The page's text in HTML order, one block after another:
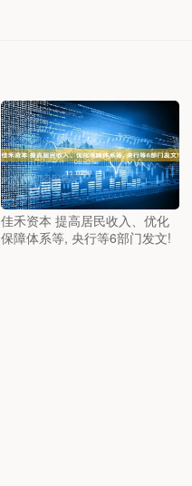
佳禾资本 提高居民收入、优化
保障体系等, 央行等6部门发文!